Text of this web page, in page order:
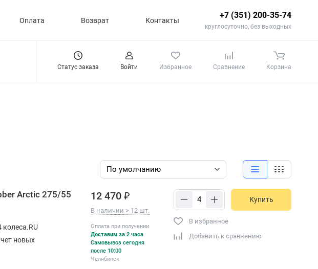
Оплата Возврат Контакты
+7 (351) 200-35-74
круглосуточно, без выходных
Статус заказа Войти Избранное Сравнение Корзина
Arctic 275/55
новых
12 470 ₽
В наличии > 12 шт.
Оплата при получении
Доставим за 2 часа
Самовывоз сегодня
после 10:00
Челябинск
Купить
В избранное
Добавить к сравнению